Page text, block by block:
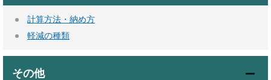
計算方法・納め方
軽減の種類
その他